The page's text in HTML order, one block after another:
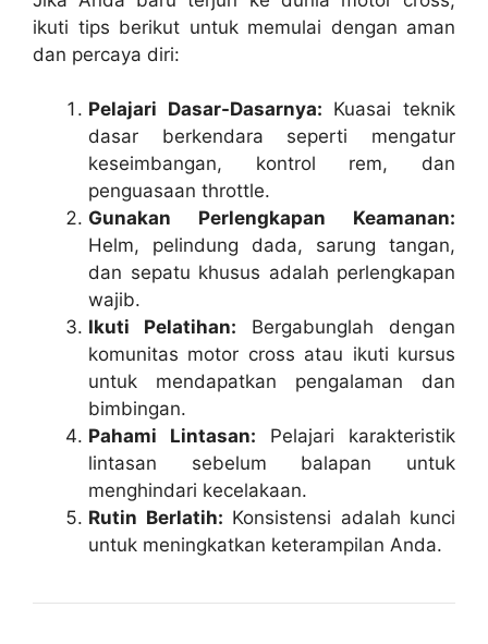
ikuti tips berikut untuk memulai dengan aman
dan percaya diri:
Pelajari Dasar-Dasarnya: Kuasai teknik
dasar berkendara seperti mengatur
keseimbangan, kontrol rem, dan
penguasaan throttle.
Gunakan Perlengkapan Keamanan:
Helm, pelindung dada, sarung tangan,
dan sepatu khusus adalah perlengkapan
wajib.
Ikuti Pelatihan: Bergabunglah dengan
komunitas motor cross atau ikuti kursus
untuk mendapatkan pengalaman dan
bimbingan.
Pahami Lintasan: Pelajari karakteristik
lintasan sebelum balapan untuk
menghindari kecelakaan.
Rutin Berlatih: Konsistensi adalah kunci
untuk meningkatkan keterampilan Anda.